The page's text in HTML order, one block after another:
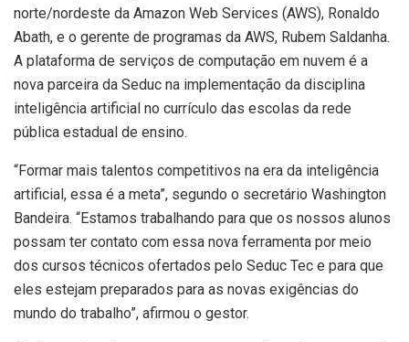
norte/nordeste da Amazon Web Services (AWS), Ronaldo
Abath, e o gerente de programas da AWS, Rubem Saldanha.
A plataforma de serviços de computação em nuvem é a
nova parceira da Seduc na implementação da disciplina
inteligência artificial no currículo das escolas da rede
pública estadual de ensino.
“Formar mais talentos competitivos na era da inteligência
artificial, essa é a meta”, segundo o secretário Washington
Bandeira. “Estamos trabalhando para que os nossos alunos
possam ter contato com essa nova ferramenta por meio
dos cursos técnicos ofertados pelo Seduc Tec e para que
eles estejam preparados para as novas exigências do
mundo do trabalho”, afirmou o gestor.